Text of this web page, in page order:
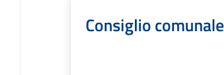
Consiglio comunale